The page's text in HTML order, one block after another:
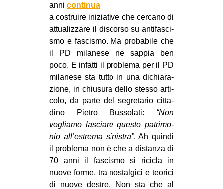
tw
bsky
ms
SEARCH
anni con­ti­nua
a costruire ini­zia­tive che cer­cano di
attua­liz­zare il discorso su anti­fa­sci­
smo e fasci­smo. Ma pro­ba­bile che
il PD mila­nese ne sap­pia ben
poco. E infatti il pro­blema per il PD
mila­nese sta tutto in una dichia­ra­
zione, in chiu­sura dello stesso arti­
colo, da parte del segre­ta­rio cit­ta­
dino Pie­tro Bus­so­lati: “Non
vogliamo lasciare que­sto patri­mo­
nio all’estrema sini­stra”. Ah quindi
il pro­blema non è che a distanza di
70 anni il fasci­smo si rici­cla in
nuove forme, tra nostal­gici e teo­rici
di nuove destre. Non sta che al